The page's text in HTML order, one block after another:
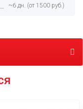
~6 дн. (от 1500 руб.)